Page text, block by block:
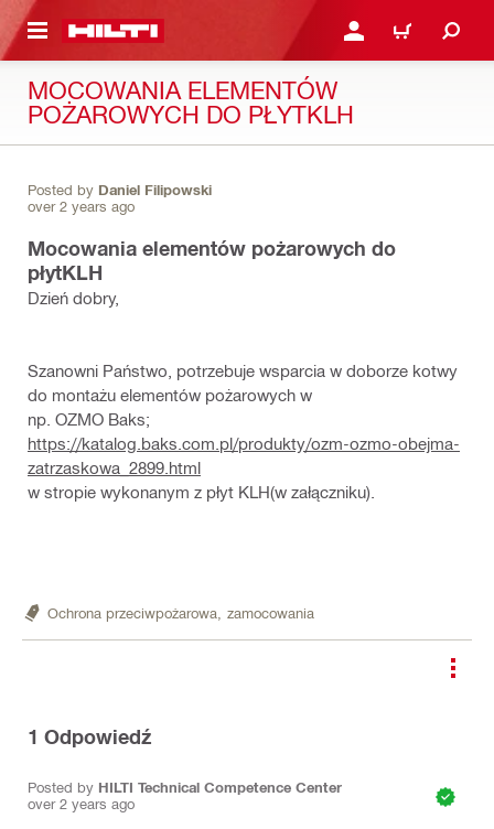
GŁÓWNEJ ZALOGUJ SIĘ LUB
CART
MOCOWANIA ELEMENTÓW
POŻAROWYCH DO PŁYTKLH
Posted by Daniel Filipowski
over 2 years ago
Mocowania elementów pożarowych do
płytKLH
Dzień dobry,
Szanowni Państwo, potrzebuje wsparcia w doborze kotwy
do montażu elementów pożarowych w
np. OZMO Baks;
https://katalog.baks.com.pl/produkty/ozm-ozmo-obejma-
zatrzaskowa_2899.html
w stropie wykonanym z płyt KLH(w załączniku).
Ochrona przeciwpożarowa, zamocowania
1 Odpowiedź
Posted by HILTI Technical Competence Center
over 2 years ago